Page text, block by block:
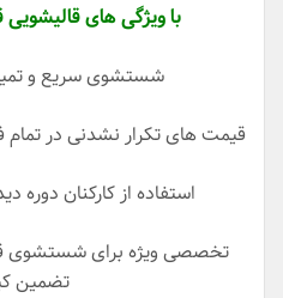
با ویژگی های
شستشوی سریع و
قیمت های تکرار نشدنی در تمام
استفاده از کارکنان دوره
تخصصی ویژه برای شستشوی
تضمین